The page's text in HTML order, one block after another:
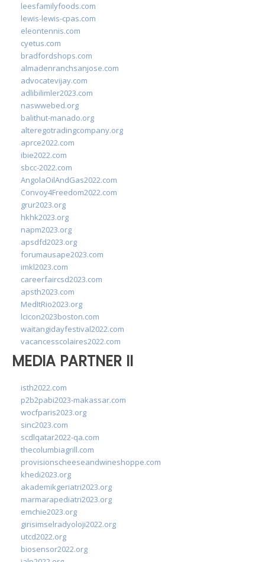
leesfamilyfoods.com
lewis-lewis-cpas.com
eleontennis.com
cyetus.com
bradfordshops.com
almadenranchsanjose.com
advocatevijay.com
adlibilimler2023.com
naswwebed.org
balithut-manado.org
alteregotradingcompany.org
aprce2022.com
ibie2022.com
sbcc-2022.com
AngolaOilAndGas2022.com
Convoy4Freedom2022.com
grur2023.org
hkhk2023.org
napm2023.org
apsdfd2023.org
forumausape2023.com
imkl2023.com
careerfaircsd2023.com
apsth2023.com
MedItRio2023.org
lcicon2023boston.com
waitangidayfestival2022.com
vacancesscolaires2022.com
MEDIA PARTNER II
isth2022.com
p2b2pabi2023-makassar.com
wocfparis2023.org
sinc2023.com
scdlqatar2022-qa.com
thecolumbiagrill.com
provisionscheeseandwineshoppe.com
khedi2023.org
akademikgeriatri2023.org
marmarapediatri2023.org
emchie2023.org
girisimselradyoloji2022.org
utcd2022.org
biosensor2022.org